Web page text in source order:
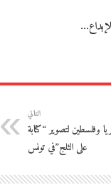
التالي
وفلسطين لتصوير “كتابة
على الثلج”في تونس